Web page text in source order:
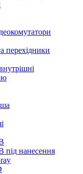
перехідники
під нанесення